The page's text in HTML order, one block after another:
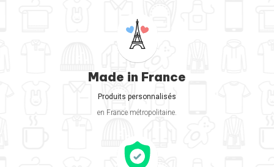
Made in France
Produits personnalisés
en France métropolitaine.